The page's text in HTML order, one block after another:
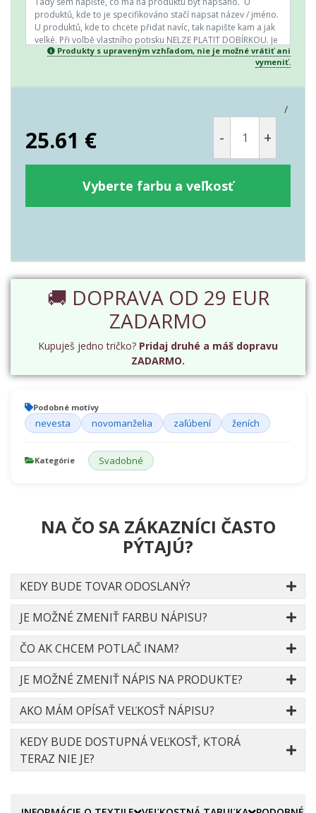
Produkty s upraveným vzhľadom, nie je možné vrátiť ani
vymeniť.
/
25.61 € - +
Vyberte farbu a veľkosť
🚚 DOPRAVA OD 29 EUR
ZADARMO
Kupuješ jedno tričko? Pridaj druhé a máš dopravu
ZADARMO.
Podobné motívy
nevesta novomanželia zaľúbení ženích
Kategórie Svadobné
NA ČO SA ZÁKAZNÍCI ČASTO
PÝTAJÚ?
KEDY BUDE TOVAR ODOSLANÝ?
JE MOŽNÉ ZMENIŤ FARBU NÁPISU?
ČO AK CHCEM POTLAČ INAM?
JE MOŽNÉ ZMENIŤ NÁPIS NA PRODUKTE?
AKO MÁM OPÍSAŤ VEĽKOSŤ NÁPISU?
KEDY BUDE DOSTUPNÁ VEĽKOSŤ, KTORÁ
TERAZ NIE JE?